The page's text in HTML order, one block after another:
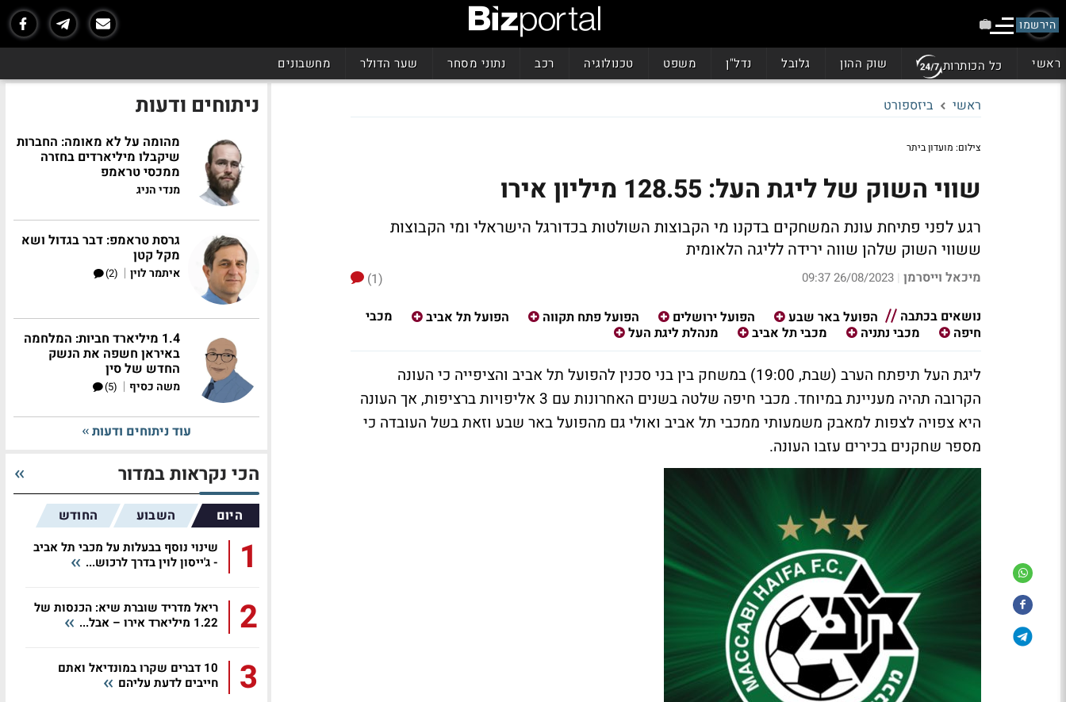
הירשמו
ראשי כל הכותרות שוק ההון גלובל נדל"ן משפט טכנולוגיה רכב נתוני מסחר שער הדולר מחשבונים
ראשי ביזספורט
צילום: מועדון ביתר
שווי השוק של ליגת העל: 128.55 מיליון אירו
רגע לפני פתיחת עונת המשחקים בדקנו מי הקבוצות השולטות בכדורגל הישראלי ומי הקבוצות
ששווי השוק שלהן שווה ירידה לליגה הלאומית
מיכאל וייסרמן |
26/08/2023 09:37
(1)
נושאים בכתבה
הפועל באר שבע הפועל ירושלים הפועל פתח תקווה הפועל תל אביב
מכבי
חיפה
מכבי נתניה מכבי תל אביב מנהלת ליגת העל
ליגת העל תיפתח הערב (שבת, 19:00) במשחק בין בני סכנין להפועל תל אביב והציפייה כי העונה
הקרובה תהיה מעניינת במיוחד. מכבי חיפה שלטה בשנים האחרונות עם 3 אליפויות ברציפות, אך העונה
היא צפויה לצפות למאבק משמעותי ממכבי תל אביב ואולי גם מהפועל באר שבע וזאת בשל העובדה כי
מספר שחקנים בכירים עזבו העונה.
ניתוחים ודעות
מהומה על לא מאומה: החברות
שיקבלו מיליארדים בחזרה
ממכסי טראמפ
מנדי הניג
גרסת טראמפ: דבר בגדול ושא
מקל קטן
איתמר לוין |
(2)
1.4 מיליארד חביות: המלחמה
באיראן חשפה את הנשק
החדש של סין
משה כסיף |
(5)
עוד ניתוחים ודעות
הכי נקראות במדור
היום השבוע החודש
1
שינוי נוסף בבעלות על מכבי תל אביב
- ג'ייסון לוין בדרך לרכוש...
2
ריאל מדריד שוברת שיא: הכנסות של
1.22 מיליארד אירו – אבל...
3
10 דברים שקרו במונדיאל ואתם
חייבים לדעת עליהם